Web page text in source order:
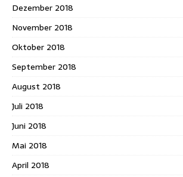
Dezember 2018
November 2018
Oktober 2018
September 2018
August 2018
Juli 2018
Juni 2018
Mai 2018
April 2018